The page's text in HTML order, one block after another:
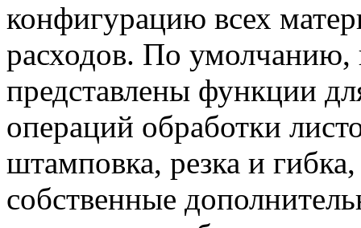
конфигурацию всех
расходов. По
представлены функции
операций обработки
штамповка, резка и
собственные